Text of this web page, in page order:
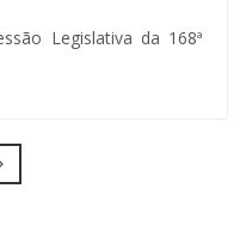
Legislativa da 168ª
Next